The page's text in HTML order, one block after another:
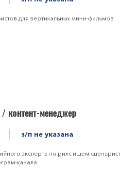
для вертикальных мини-фильмов
контент-менеджер
з/п не указана
эксперта по рилс ищем
канала